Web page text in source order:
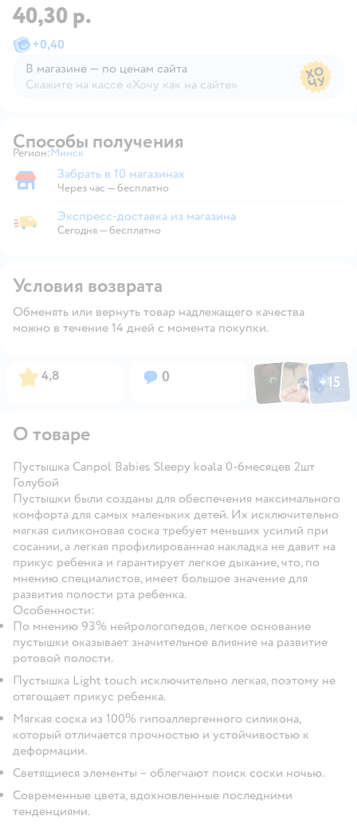
40,30 р.
+0,40
В магазине — по ценам сайта
Скажите на кассе «Хочу как на сайте»
Способы получения
Регион: Выбор адреса доставки.
Минск
Забрать в магазине
Забрать в 10 магазинах
Через час — бесплатно
Экспресс-доставка из магазина
Экспресс-доставка из магазина
Сегодня—бесплатно
Условия возврата
Обменять или вернуть товар надлежащего качества
можно в течение 14 дней с момента покупки.
Рейтинг:
4,8 Вопросов:
0 ФотоФотоФото
+15
Открыть
О товаре
Пустышка Canpol Вabies Sleepy koala 0-6месяцев 2шт
Голубой
Пустышки были созданы для обеспечения максимального
комфорта для самых маленьких детей. Их исключительно
мягкая силиконовая соска требует меньших усилий при
сосании, а легкая профилированная накладка не давит на
прикус ребенка и гарантирует легкое дыхание, что, по
мнению специалистов, имеет большое значение для
развития полости рта ребенка.
Особенности:
По мнению 93% нейрологопедов, легкое основание
пустышки оказывает значительное влияние на развитие
ротовой полости.
Пустышка Light touch исключительно легкая, поэтому не
отягощает прикус ребенка.
Мягкая соска из 100% гипоаллергенного силикона,
который отличается прочностью и устойчивостью к
деформации.
Светящиеся элементы – облегчают поиск соски ночью.
Современные цвета, вдохновленные последними
тенденциями.